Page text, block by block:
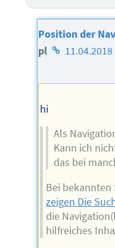
Position der
pl Homepage
Autors
11.04.2018
hi
Als
Kann ich
das bei
Bei bekannten
zeigen Die
die
hilfreiches